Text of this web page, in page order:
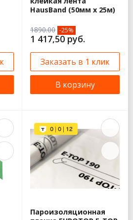
HausBand (50мм х 25м)
1890.00 -25%
1 417,50 руб.
Заказать в 1 клик
В корзину
Пароизоляционная